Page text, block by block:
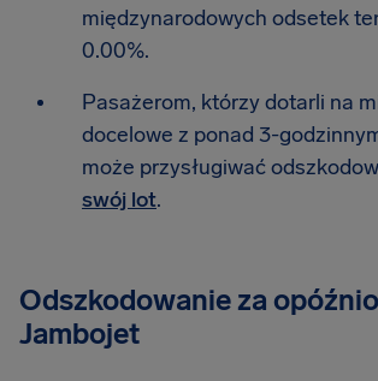
międzynarodowych odsetek
0.00%.
Pasażerom, którzy dotarli na
docelowe z ponad 3-
może przysługiwać
swój lot.
Odszkodowanie za
Jambojet